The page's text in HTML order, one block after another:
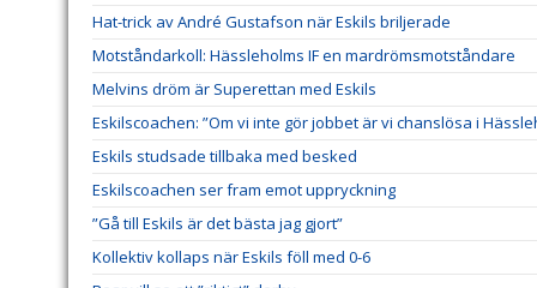
Hat-trick av André Gustafson när Eskils briljerade
Motståndarkoll: Hässleholms IF en mardrömsmotståndare
Melvins dröm är Superettan med Eskils
Eskilscoachen: ”Om vi inte gör jobbet är vi chanslösa i
Eskils studsade tillbaka med besked
Eskilscoachen ser fram emot uppryckning
”Gå till Eskils är det bästa jag gjort”
Kollektiv kollaps när Eskils föll med 0-6